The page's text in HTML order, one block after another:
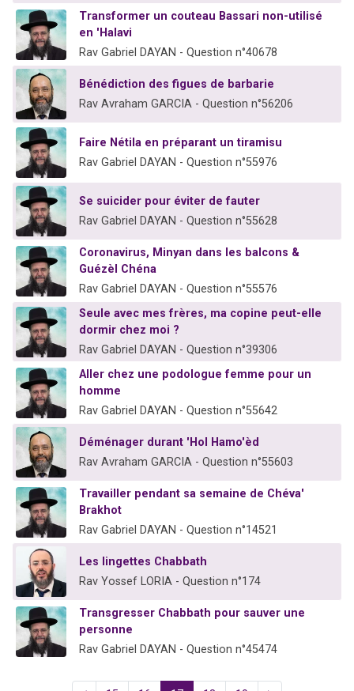
Transformer un couteau Bassari non-utilisé
en 'Halavi
Rav Gabriel DAYAN - Question n°40678
Bénédiction des figues de barbarie
Rav Avraham GARCIA - Question n°56206
Faire Nétila en préparant un tiramisu
Rav Gabriel DAYAN - Question n°55976
Se suicider pour éviter de fauter
Rav Gabriel DAYAN - Question n°55628
Coronavirus, Minyan dans les balcons &
Guézèl Chéna
Rav Gabriel DAYAN - Question n°55576
Seule avec mes frères, ma copine peut-elle
dormir chez moi ?
Rav Gabriel DAYAN - Question n°39306
Aller chez une podologue femme pour un
homme
Rav Gabriel DAYAN - Question n°55642
Déménager durant 'Hol Hamo'èd
Rav Avraham GARCIA - Question n°55603
Travailler pendant sa semaine de Chéva'
Brakhot
Rav Gabriel DAYAN - Question n°14521
Les lingettes Chabbath
Rav Yossef LORIA - Question n°174
Transgresser Chabbath pour sauver une
personne
Rav Gabriel DAYAN - Question n°45474